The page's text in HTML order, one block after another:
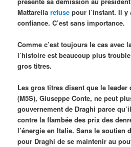
Mattarellarefuse pour l’instant. Il y
confiance. C’est sans importance.
Comme c’est toujours le cas avec
l’histoire est beaucoup plus
gros titres.
Les gros titres disent que le leader
(M5S), Giuseppe Conte, ne peut
gouvernement de Draghi parce
contre la flambée des prix des
l’énergie en Italie. Sans le soutien
pour Draghi de se maintenir au